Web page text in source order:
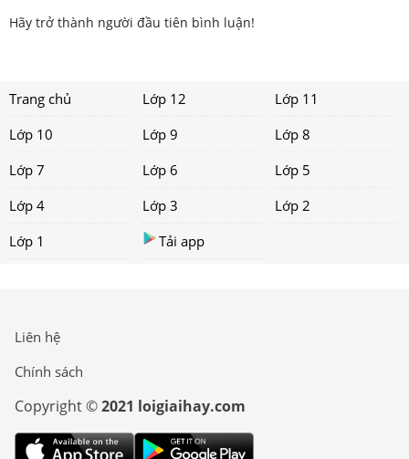
Hãy trở thành người đầu tiên bình luận!
Trang chủ Lớp 12
Lớp 11
Lớp 10
Lớp 9
Lớp 8
Lớp 7
Lớp 6
Lớp 5
Lớp 4
Lớp 3
Lớp 2
Lớp 1
Tải app
Liên hệ
Chính sách
Copyright ©2021 loigiaihay.com